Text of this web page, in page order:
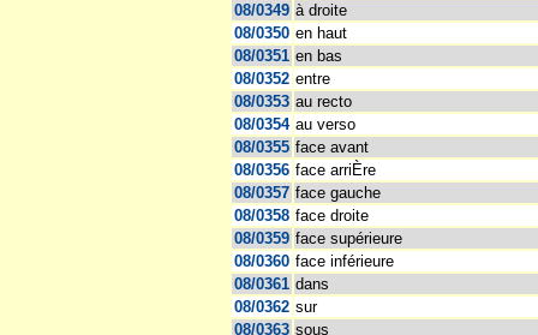
08/0349 à droite
08/0350 en haut
08/0351 en bas
08/0352 entre
08/0353 au recto
08/0354 au verso
08/0355 face avant
08/0356 face arriÈre
08/0357 face gauche
08/0358 face droite
08/0359 face supérieure
08/0360 face inférieure
08/0361 dans
08/0362 sur
08/0363 sous